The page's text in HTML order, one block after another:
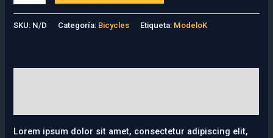
SKU: N/D Categoría: Bicycles Etiqueta: ModeloK
Lorem ipsum dolor sit amet, consectetur adipiscing elit,